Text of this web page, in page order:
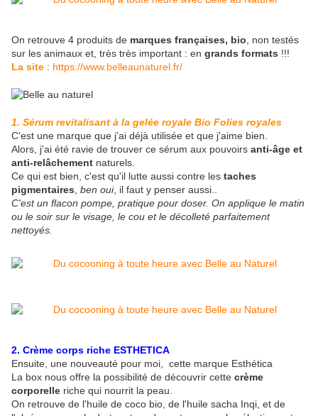
On retrouve 4 produits de marques françaises, bio , non testés
sur les animaux et, très très important : en grands formats !!!
La site : https://www.belleaunaturel.fr/
1. Sérum revitalisant à la gelée royale Bio Folies royales
C'est une marque que j'ai déjà utilisée et que j'aime bien.
Alors, j'ai été ravie de trouver ce sérum aux pouvoirs anti-âge et
anti-relâchement naturels.
Ce qui est bien, c'est qu'il lutte aussi contre les taches
pigmentaires ben oui, il faut y penser aussi..
C'est un flacon pompe, pratique pour doser. On applique le matin
ou le soir sur le visage, le cou et le décolleté parfaitement
nettoyés.
2. Crème corps riche ESTHETICA
Ensuite, une nouveauté pour moi, cette marque Esthética
La box nous offre la possibilité de découvrir cette crème
corporelle riche qui nourrit la peau.
On retrouve de l'huile de coco bio, de l'huile sacha Inqi, et de